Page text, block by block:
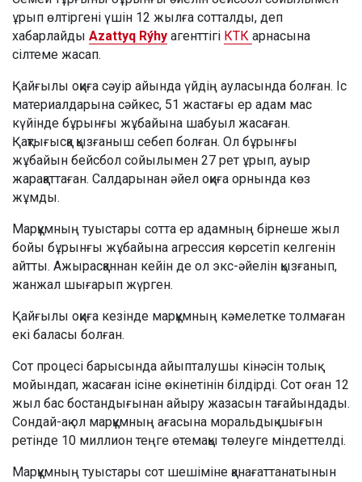
ұрып өлтіргені үшін 12 жылға сотталды, деп
хабарлайды Azattyq Rýhy агенттігі КТК арнасына
сілтеме жасап.
Қайғылы оқиға сәуір айында үйдің ауласында болған. Іс
материалдарына сәйкес, 51 жастағы ер адам мас
күйінде бұрынғы жұбайына шабуыл жасаған.
Қақтығысқа қызғаныш себеп болған. Ол бұрынғы
жұбайын бейсбол сойылымен 27 рет ұрып, ауыр
жарақаттаған. Салдарынан әйел оқиға орнында көз
жұмды.
Марқұмның туыстары сотта ер адамның бірнеше жыл
бойы бұрынғы жұбайына агрессия көрсетіп келгенін
айтты. Ажырасқаннан кейін де ол экс-әйелін қызғанып,
жанжал шығарып жүрген.
Қайғылы оқиға кезінде марқұмның кәмелетке толмаған
екі баласы болған.
Сот процесі барысында айыпталушы кінәсін толық
мойындап, жасаған ісіне өкінетінін білдірді. Сот оған 12
жыл бас бостандығынан айыру жазасын тағайындады.
Сондай-ақ ол марқұмның ағасына моральдық шығын
ретінде 10 миллион теңге өтемақы төлеуге міндеттелді.
Марқұмның туыстары сот шешіміне қанағаттанатынын